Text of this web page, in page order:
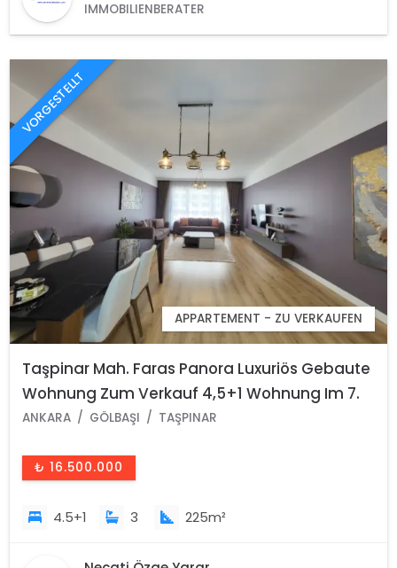
IMMOBILIENBERATER
VORGESTELLT
APPARTEMENT - ZU VERKAUFEN
Taşpinar Mah. Faras Panora Luxuriös Gebaute
Wohnung Zum Verkauf 4,5+1 Wohnung Im 7.
Stock Gölbaşi Ankara
ANKARA GÖLBAŞI TAŞPINAR
₺ 16.500.000
4.5+1 3 225m²